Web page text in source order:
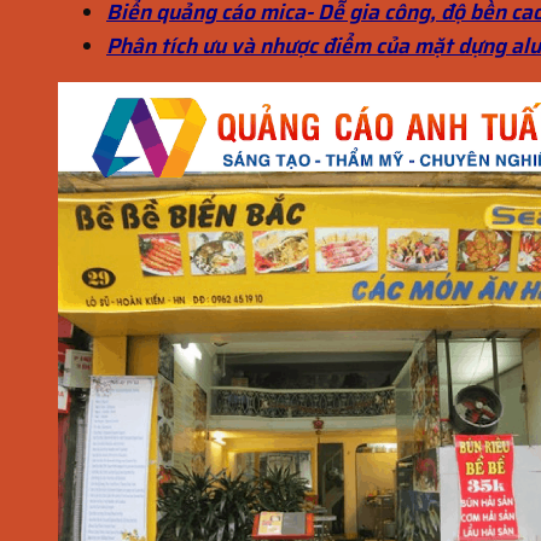
Biển quảng cáo mica- Dễ gia công, độ bền
Phân tích ưu và nhược điểm của mặt dựng alu